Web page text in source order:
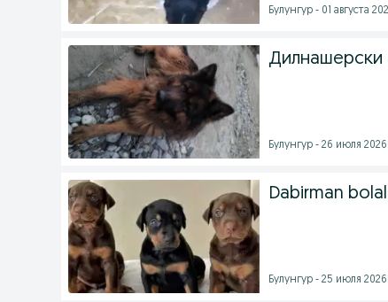
Булунгур - 01 августа
Дилнашерски
Булунгур - 26 июля 2026
Dabirman
Булунгур - 25 июля 2026